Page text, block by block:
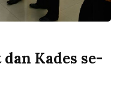
Kades se-